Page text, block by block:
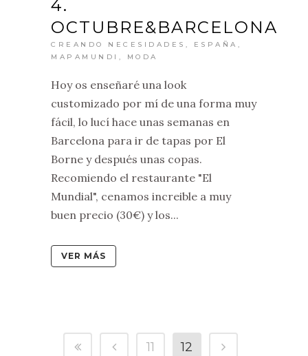
4.
OCTUBRE&BARCELONA
CREANDO NECESIDADES , ESPAÑA ,
MAPAMUNDI , MODA
Hoy os enseñaré una look
customizado por mí de una forma muy
fácil, lo lucí hace unas semanas en
Barcelona para ir de tapas por El
Borne y después unas copas.
Recomiendo el restaurante "El
Mundial", cenamos increible a muy
buen precio (30€) y los...
VER MÁS
11 12